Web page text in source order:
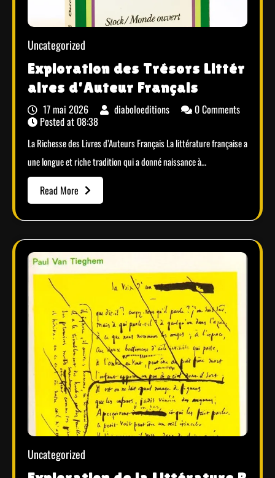
Uncategorized
Exploration des Trésors Littér
aires d’Auteur Français
17 mai 2026 diaboloeditions
0 Comments
Posted at 08:38
La Richesse des Livres d’Auteurs Français La littérature française a
une longue et riche tradition qui a donné naissance à…
Read More
Uncategorized